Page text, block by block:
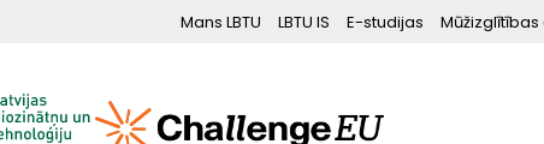
Mans LBTU LBTU IS E-studijas Mūžizglītības